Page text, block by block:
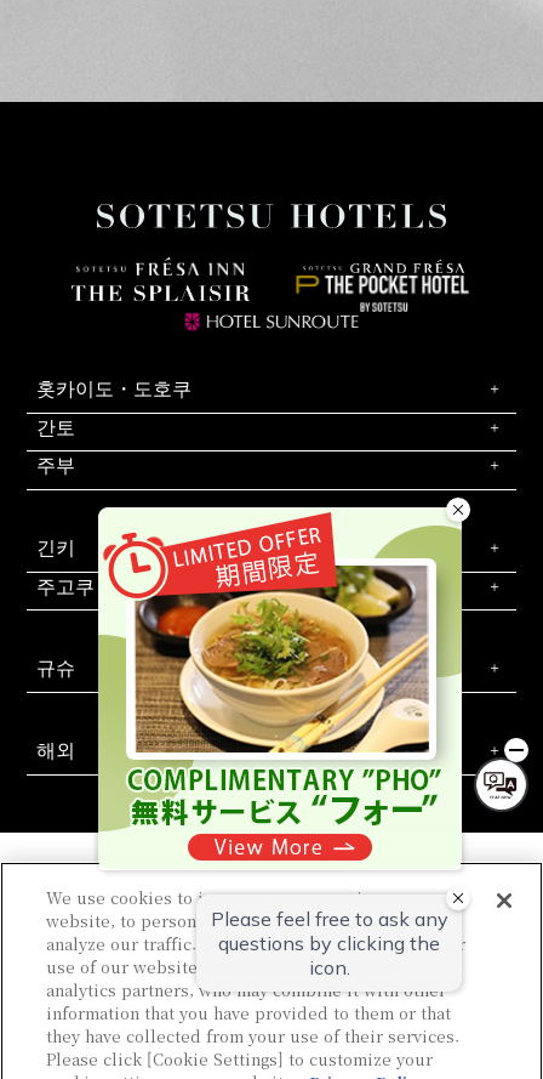
홋카이도・도호쿠
간토
주부
긴키
주고쿠・시코쿠
규슈
해외
소테츠 호텔즈 공식 SNS
문의는 이쪽 회사 개요 신규 호텔 개발 제안
칼럼
WEB 이용 규약
사이트 정책
개인정보 보호정책
고객 괴롭힘에 대한 기본 정책
사이트 맵
채용 정보
We use cookies to improve your experience on our
website, to personalize content and ads, and to
analyze our traffic. We share information about your
use of our website with our advertising and
analytics partners, who may combine it with other
information that you have provided to them or that
they have collected from your use of their services.
Please click [Cookie Settings] to customize your